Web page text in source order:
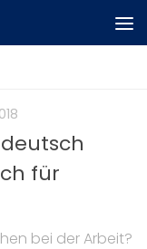
für
bei der Arbeit?